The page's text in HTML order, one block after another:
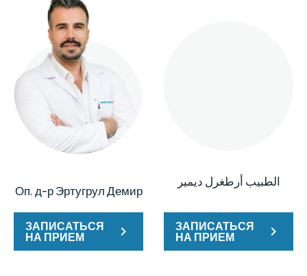
Оп. д-р Эртугрул Демир
ЗАПИСАТЬСЯ
НА ПРИЕМ
الطبيب أرطغرل ديمير
ЗАПИСАТЬСЯ
НА ПРИЕМ